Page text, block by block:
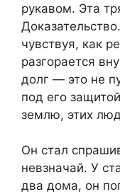
рукавом. Эта
чувствуя, как
разгорается
долг — это не
под его
землю, этих
Он стал
невзначай. У
два дома, он